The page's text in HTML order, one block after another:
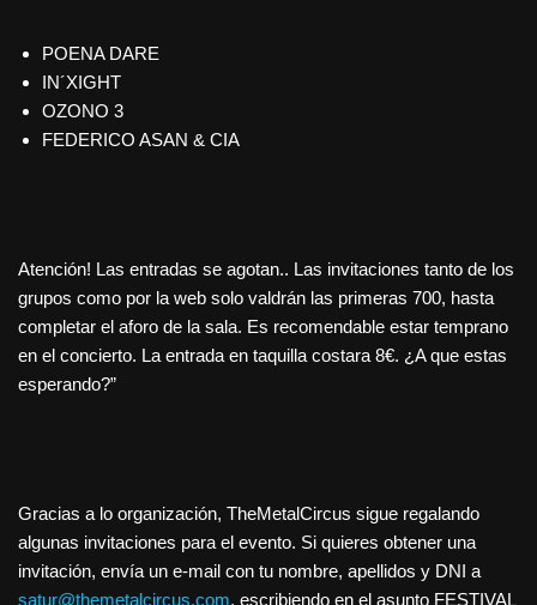
POENA DARE
IN´XIGHT
OZONO 3
FEDERICO ASAN & CIA
Atención! Las entradas se agotan.. Las invitaciones tanto de los
grupos como por la web solo valdrán las primeras 700, hasta
completar el aforo de la sala. Es recomendable estar temprano
en el concierto. La entrada en taquilla costara 8€. ¿A que estas
esperando?”
Gracias a lo organización, TheMetalCircus sigue regalando
algunas invitaciones para el evento. Si quieres obtener una
invitación, envía un e-mail con tu nombre, apellidos y DNI a
satur@themetalcircus.com, escribiendo en el asunto FESTIVAL